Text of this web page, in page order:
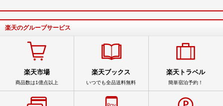
楽天のグループサービス
楽天市場
商品数は1億点以上
楽天ブックス
いつでも全品送料無料
楽天トラベル
簡単宿泊予約！